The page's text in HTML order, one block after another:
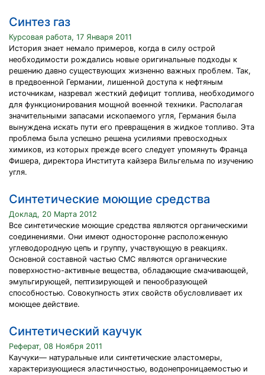
Синтез газ
Курсовая работа, 17 Января 2011
История знает немало примеров, когда в силу острой
необходимости рождались новые оригинальные подходы к
решению давно существующих жизненно важных проблем. Так,
в предвоенной Германии, лишенной доступа к нефтяным
источникам, назревал жесткий дефицит топлива, необходимого
для функционирования мощной военной техники. Располагая
значительными запасами ископаемого угля, Германия была
вынуждена искать пути его превращения в жидкое топливо. Эта
проблема была успешно решена усилиями превосходных
химиков, из которых прежде всего следует упомянуть Франца
Фишера, директора Института кайзера Вильгельма по изучению
угля.
Синтетические моющие средства
Доклад, 20 Марта 2012
Все синтетические моющие средства являются органическими
соединениями. Они имеют односторонне расположенную
углеводородную цепь и группу, участвующую в реакциях.
Основной составной частью СМС являются органические
поверхностно-активные вещества, обладающие смачивающей,
эмульгирующей, пептизирующей и пенообразующей
способностью. Совокупность этих свойств обусловливает их
моющее действие.
Синтетический каучук
Реферат, 08 Ноября 2011
Каучуки— натуральные или синтетические эластомеры,
характеризующиеся эластичностью, водонепроницаемостью и